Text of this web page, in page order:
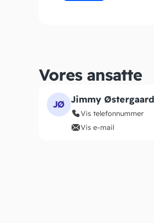
Vores ansatte
JØ Jimmy Østergaard
Vis telefonnummer
Vis e-mail